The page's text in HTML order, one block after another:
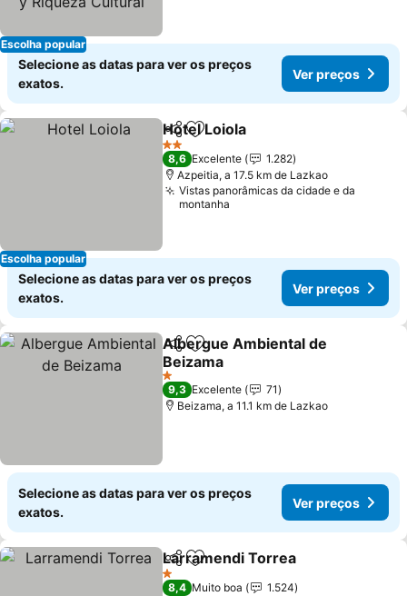
Escolha popular
Selecione as datas para ver os preços
exatos.
Ver preços
Escolha popular
PartilharAdicionar aos favoritos
Hotel Loiola
2 Estrelas
8,6 Excelente
1.282
Azpeitia, a 17.5 km de Lazkao
Vistas panorâmicas da cidade e da
montanha
Selecione as datas para ver os preços
exatos.
Ver preços
PartilharAdicionar aos favoritos
Albergue Ambiental de
Beizama
1 Estrelas
9,3 Excelente
71
Beizama, a 11.1 km de Lazkao
Selecione as datas para ver os preços
exatos.
Ver preços
PartilharAdicionar aos favoritos
Larramendi Torrea
1 Estrelas
8,4 Muito boa
1.524